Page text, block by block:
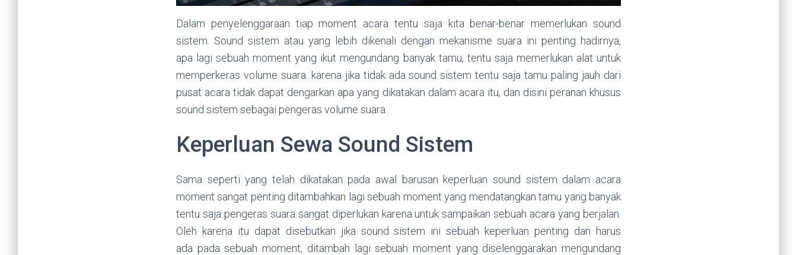
Dalam penyelenggaraan tiap moment acara tentu saja kita benar-benar memerlukan sound
sistem. Sound sistem atau yang lebih dikenali dengan mekanisme suara ini penting hadirnya,
apa lagi sebuah moment yang ikut mengundang banyak tamu, tentu saja memerlukan alat untuk
memperkeras volume suara. karena jika tidak ada sound sistem tentu saja tamu paling jauh dari
pusat acara tidak dapat dengarkan apa yang dikatakan dalam acara itu, dan disini peranan khusus
sound sistem sebagai pengeras volume suara.
Keperluan Sewa Sound Sistem
Sama seperti yang telah dikatakan pada awal barusan keperluan sound sistem dalam acara
moment sangat penting ditambahkan lagi sebuah moment yang mendatangkan tamu yang banyak
tentu saja pengeras suara sangat diperlukan karena untuk sampaikan sebuah acara yang berjalan.
Oleh karena itu dapat disebutkan jika sound sistem ini sebuah keperluan penting dan harus
ada pada sebuah moment, ditambah lagi sebuah moment yang diselenggarakan mengundang